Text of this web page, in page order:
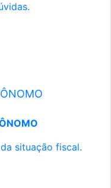
situação fiscal.